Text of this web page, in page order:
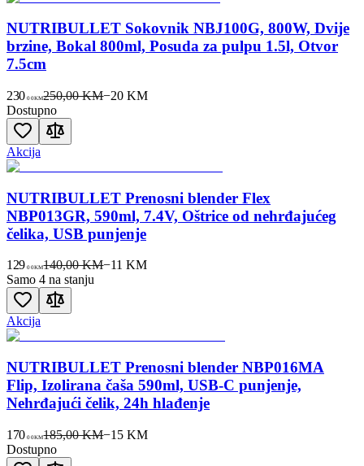
NUTRIBULLET Sokovnik NBJ100G, 800W, Dvije
brzine, Bokal 800ml, Posuda za pulpu 1.5l, Otvor
7.5cm
230 00KM250,00 KM−20 KM
Dostupno
Akcija
NUTRIBULLET Prenosni blender Flex
NBP013GR, 590ml, 7.4V, Oštrice od nehrđajućeg
čelika, USB punjenje
129 00KM140,00 KM−11 KM
Samo 4 na stanju
Akcija
NUTRIBULLET Prenosni blender NBP016MA
Flip, Izolirana čaša 590ml, USB-C punjenje,
Nehrđajući čelik, 24h hlađenje
170 00KM185,00 KM−15 KM
Dostupno